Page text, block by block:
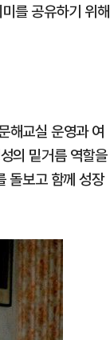
를 공유하기 위해
해교실 운영과 여
의 밑거름 역할을
돌보고 함께 성장